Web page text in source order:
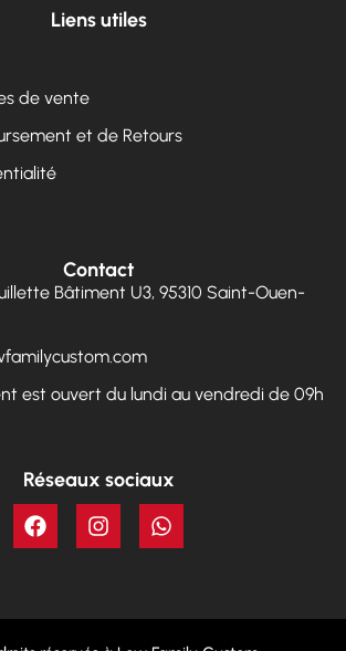
Liens utiles
de vente
et de Retours
Contact
Bâtiment U3, 95310 Saint-Ouen-
est ouvert du lundi au vendredi de 09h
Réseaux sociaux